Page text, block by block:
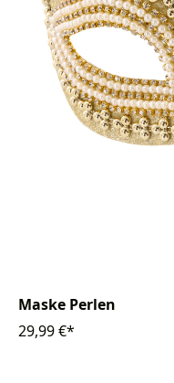
Maske Perlen
29,99 €*